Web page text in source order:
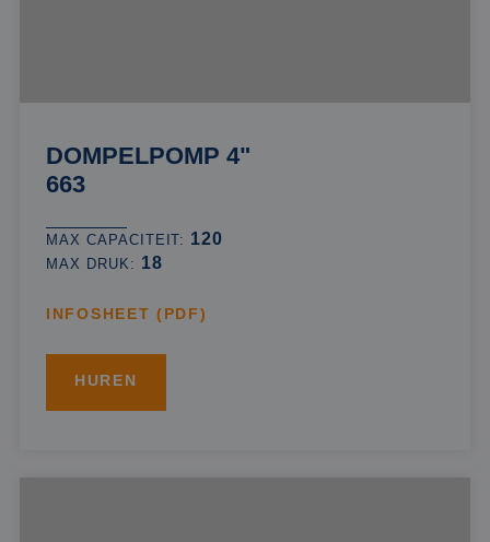
DOMPELPOMP 4"
663
MAX CAPACITEIT: 120
MAX DRUK: 18
INFOSHEET (PDF)
HUREN